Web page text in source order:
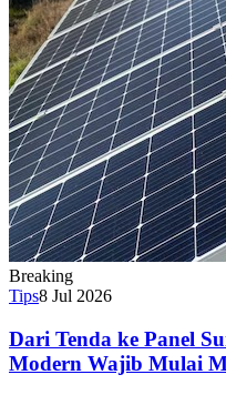
Breaking
Tips8 Jul 2026
Dari Tenda ke Panel
Modern Wajib Mulai